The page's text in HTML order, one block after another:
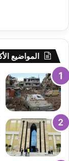
المواضيع